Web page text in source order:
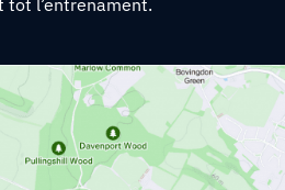
tot l’entrenament.